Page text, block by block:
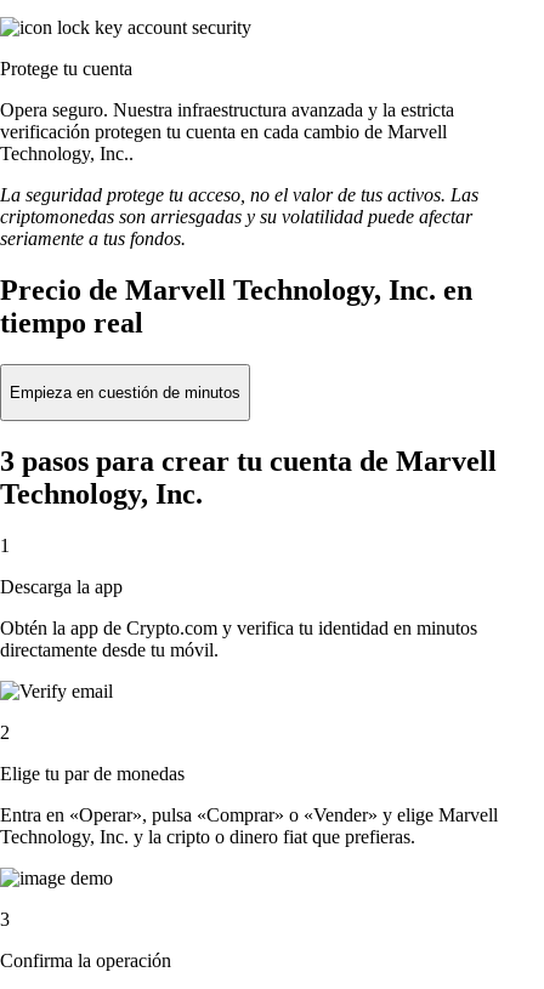
Protege tu cuenta
Opera seguro. Nuestra infraestructura avanzada y la estricta
verificación protegen tu cuenta en cada cambio de Marvell
Technology, Inc..
La seguridad protege tu acceso, no el valor de tus activos. Las
criptomonedas son arriesgadas y su volatilidad puede afectar
seriamente a tus fondos.
Precio de Marvell Technology, Inc. en
tiempo real
Empieza en cuestión de minutos
3 pasos para crear tu cuenta de Marvell
Technology, Inc.
1
Descarga la app
Obtén la app de Crypto.com y verifica tu identidad en minutos
directamente desde tu móvil.
2
Elige tu par de monedas
Entra en «Operar», pulsa «Comprar» o «Vender» y elige Marvell
Technology, Inc. y la cripto o dinero fiat que prefieras.
3
Confirma la operación